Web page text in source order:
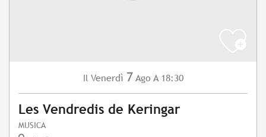
Il Venerdì 7 Ago A 18:30
Les Vendredis de Keringar
MUSICA